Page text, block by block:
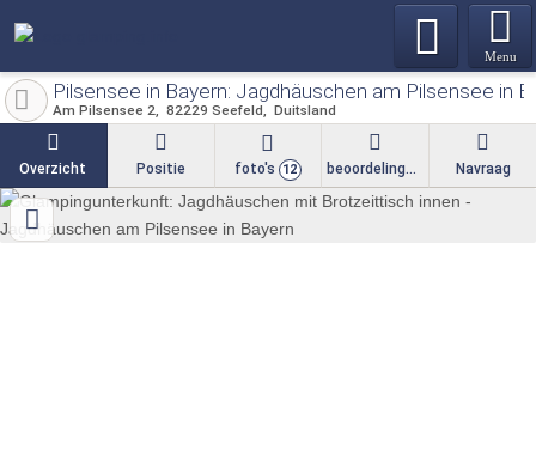
Menu
Pilsensee in Bayern: Jagdhäuschen am Pilsensee in
Am Pilsensee 2 82229 Seefeld Duitsland
Overzicht Positie foto's 12 beoordelingen Navraag